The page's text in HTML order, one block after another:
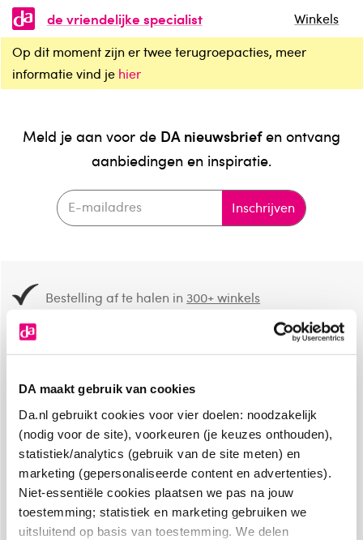
DA maakt gebruik van cookies
Da.nl gebruikt cookies voor vier doelen: noodzakelijk
(nodig voor de site), voorkeuren (je keuzes onthouden),
statistiek/analytics (gebruik van de site meten) en
marketing (gepersonaliseerde content en advertenties).
Niet-essentiële cookies plaatsen we pas na jouw
toestemming; statistiek en marketing gebruiken we
uitsluitend op basis van toestemming. We delen
de vriendelijke specialist
Winkels
Op dit moment zijn er twee terugroepacties, meer
informatie vind je hier
Meld je aan voor de DA nieuwsbriefen ontvang
aanbiedingen en inspiratie.
Inschrijven
Bestelling af te halen in300+ winkels
8.6 uit4.106 reviews
Over DA
Klantenservice
Assortiment